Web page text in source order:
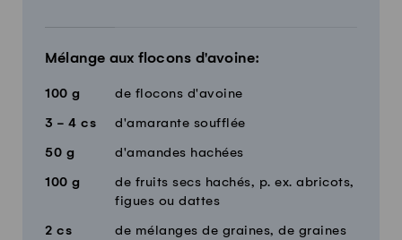
Mélange aux flocons d'avoine:
100 g de flocons d'avoine
3 - 4 cs d'amarante soufflée
50 g d'amandes hachées
100 g
de fruits secs hachés, p. ex. abricots,
figues ou dattes
2 cs
de mélanges de graines, de graines